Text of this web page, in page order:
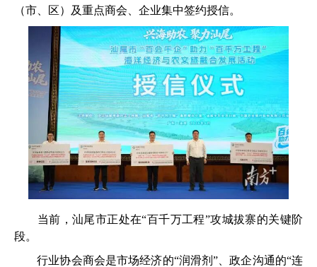
（市、区）及重点商会、企业集中签约授信。
当前，汕尾市正处在“百千万工程”攻城拔寨的关键阶
段。
行业协会商会是市场经济的“润滑剂”、政企沟通的“连